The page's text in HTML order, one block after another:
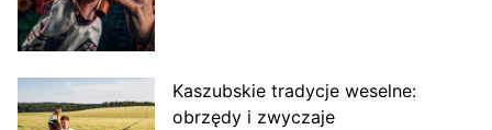
Kaszubskie tradycje weselne:
obrzędy i zwyczaje